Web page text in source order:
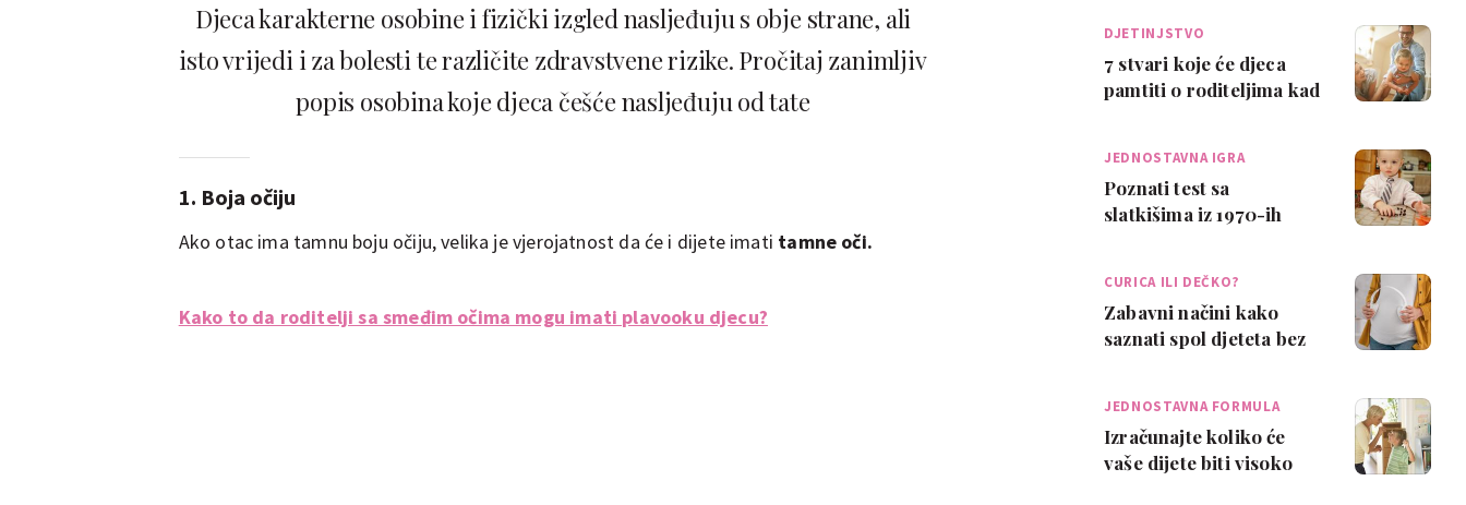
Djeca karakterne osobine i fizički izgled nasljeđuju s obje strane, ali
isto vrijedi i za bolesti te različite zdravstvene rizike. Pročitaj zanimljiv
popis osobina koje djeca češće nasljeđuju od tate
1. Boja očiju
Ako otac ima tamnu boju očiju, velika je vjerojatnost da će i dijete imati tamne oči.
Kako to da roditelji sa smeđim očima mogu imati plavooku djecu?
DJETINJSTVO
7 stvari koje će djeca
pamtiti o roditeljima kad
JEDNOSTAVNA IGRA
Poznati test sa
slatkišima iz 1970-ih
CURICA ILI DEČKO?
Zabavni načini kako
saznati spol djeteta bez
JEDNOSTAVNA FORMULA
Izračunajte koliko će
vaše dijete biti visoko